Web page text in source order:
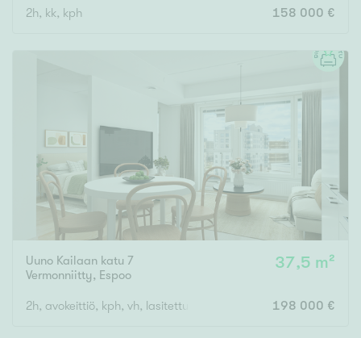
2h, kk, kph 158 000 €
Uuno Kailaan katu 7
Vermonniitty, Espoo
37,5 m²
2h, avokeittiö, kph, vh, lasitettu parveke. OMA TONTTI
198 000 €